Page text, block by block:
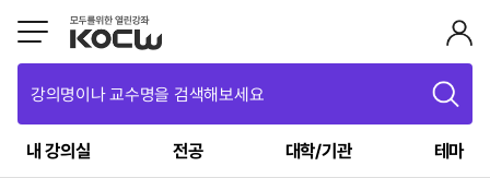
강의명이나 교수명을 검색해보세요
내 강의실 전공 대학/기관 테마